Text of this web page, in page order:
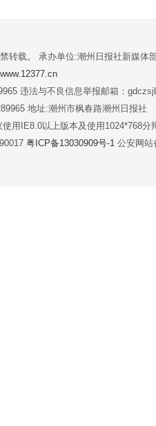
转载。 承办单位:潮州日报社新媒体
违法与不良信息举报邮箱：
地址:潮州市枫春路潮州日报社
用IE8.0以上版本及使用1024*768分
粤ICP备13030909号-1 公安网站